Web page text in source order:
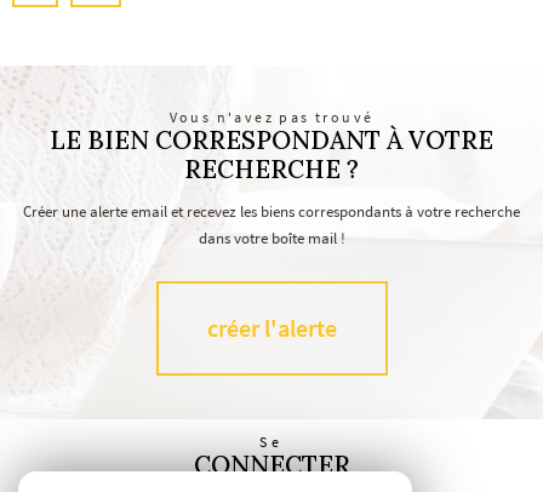
Vous n'avez pas trouvé
LE BIEN CORRESPONDANT À VOTRE
RECHERCHE ?
Créer une alerte email et recevez les biens correspondants à votre recherche
dans votre boîte mail !
créer l'alerte
Se
CONNECTER